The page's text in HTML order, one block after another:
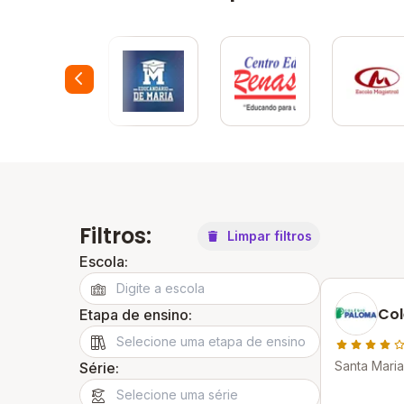
Filtros: Limpar filtros
Escola:
Etapa de ensino:
Série:
Santa